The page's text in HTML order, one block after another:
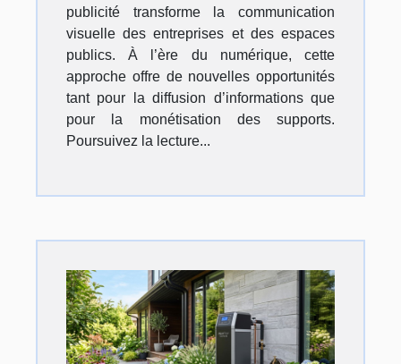
publicité transforme la communication
visuelle des entreprises et des espaces
publics. À l’ère du numérique, cette
approche offre de nouvelles opportunités
tant pour la diffusion d’informations que
pour la monétisation des supports.
Poursuivez la lecture...